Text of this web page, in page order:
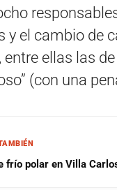
y el cambio de
ellas las
(con una
frío polar en Villa